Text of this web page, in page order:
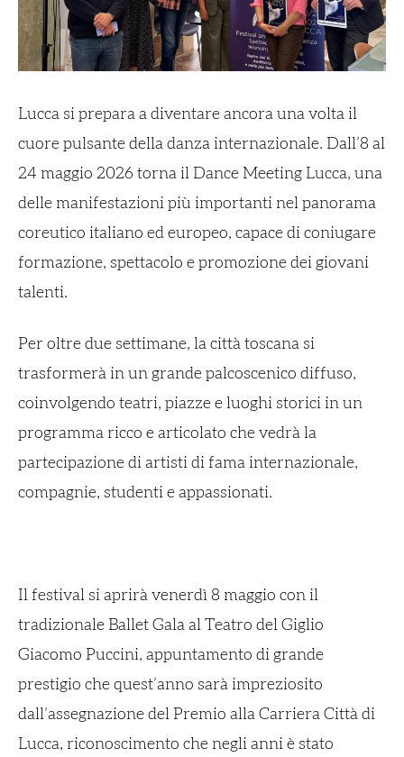
Lucca si prepara a diventare ancora una volta il
cuore pulsante della danza internazionale. Dall’8 al
24 maggio 2026 torna il Dance Meeting Lucca, una
delle manifestazioni più importanti nel panorama
coreutico italiano ed europeo, capace di coniugare
formazione, spettacolo e promozione dei giovani
talenti.
Per oltre due settimane, la città toscana si
trasformerà in un grande palcoscenico diffuso,
coinvolgendo teatri, piazze e luoghi storici in un
programma ricco e articolato che vedrà la
partecipazione di artisti di fama internazionale,
compagnie, studenti e appassionati.
Il festival si aprirà venerdì 8 maggio con il
tradizionale Ballet Gala al Teatro del Giglio
Giacomo Puccini, appuntamento di grande
prestigio che quest’anno sarà impreziosito
dall’assegnazione del Premio alla Carriera Città di
Lucca, riconoscimento che negli anni è stato